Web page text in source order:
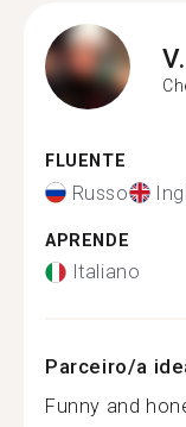
V.
FLUENTE
Russo
APRENDE
Italiano
Parceiro/a
Funny and